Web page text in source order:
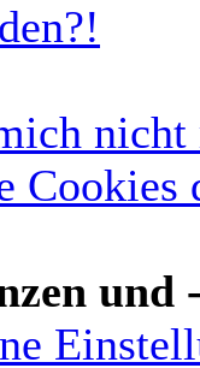
nicht
und